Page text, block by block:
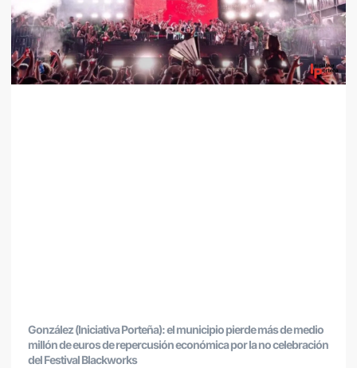
González (Iniciativa Porteña): el municipio pierde más de medio
millón de euros de repercusión económica por la no celebración
del Festival Blackworks